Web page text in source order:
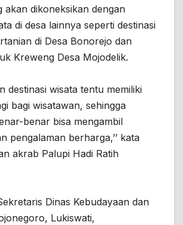
akan dikoneksikan dengan
di desa lainnya seperti destinasi
di Desa Bonorejo dan
Kreweng Desa Mojodelik.
destinasi wisata tentu memiliki
bagi wisatawan, sehingga
benar bisa mengambil
pengalaman berharga,’’ kata
akrab Palupi Hadi Ratih
Dinas Kebudayaan dan
Lukiswati,